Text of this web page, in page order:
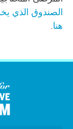
الصندوق الذي
هنا.